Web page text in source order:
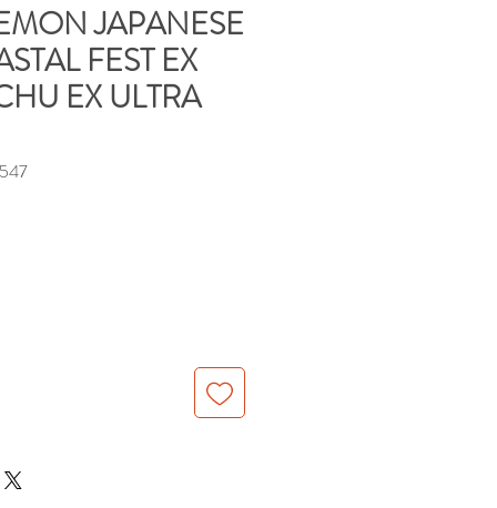
JAPANESE
FEST EX
EX ULTRA